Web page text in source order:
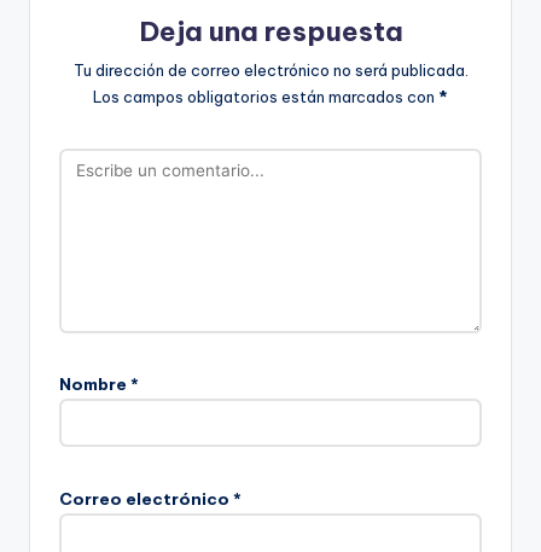
Deja una respuesta
Tu dirección de correo electrónico no será publicada.
Los campos obligatorios están marcados con *
Nombre *
Correo electrónico *